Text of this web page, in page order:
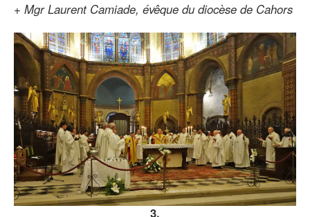
+ Mgr Laurent Camiade, évêque du diocèse de Cahors
3.